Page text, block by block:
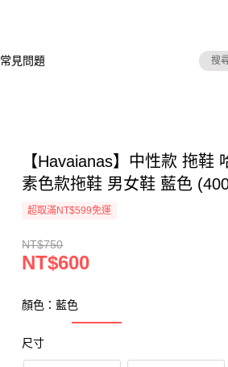
常見問題
【Havaianas】中性款 拖鞋
素色款拖鞋 男女鞋 藍色
超取滿NT$599免運
NT$750
NT$600
顏色：藍色
尺寸